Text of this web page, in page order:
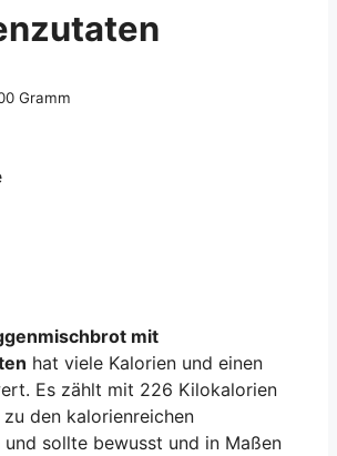
Gramm
mit
hat viele Kalorien und einen
Es zählt mit 226 Kilokalorien
zu den kalorienreichen
und sollte bewusst und in Maßen